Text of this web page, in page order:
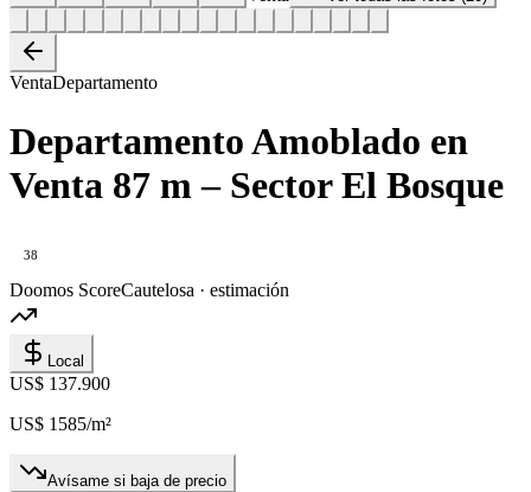
VentaDepartamento
Departamento Amoblado en
Venta 87 m – Sector El Bosque
38
Doomos ScoreCautelosa · estimación
Local
US$ 137.900
US$ 1585/m²
Avísame si baja de precio